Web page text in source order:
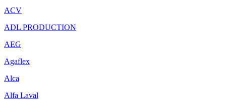
ACV
ADL PRODUCTION
AEG
Agaflex
Alca
Alfa Laval